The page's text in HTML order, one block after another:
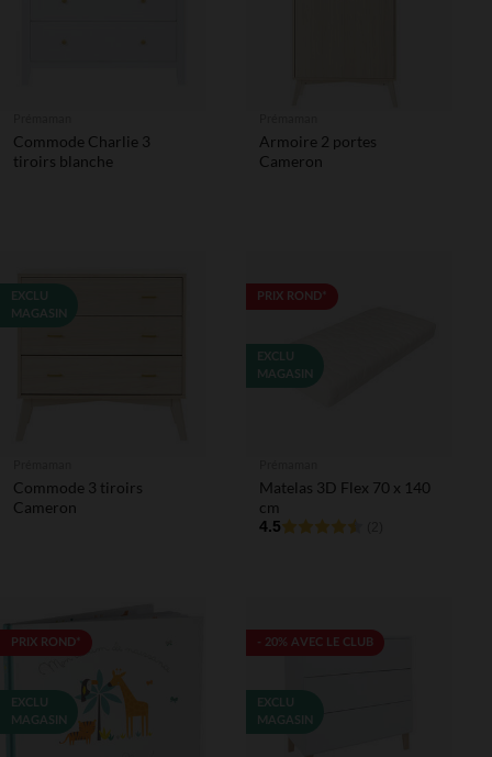
Commode Charlie 3
tiroirs blanche
Armoire 2 portes
Cameron
EXCLU
MAGASIN
Commode 3 tiroirs
Cameron
PRIX ROND*
EXCLU
MAGASIN
Matelas 3D Flex 70 x 140
cm
4.5
PRIX ROND*
EXCLU
MAGASIN
- 20% AVEC LE CLUB
EXCLU
MAGASIN